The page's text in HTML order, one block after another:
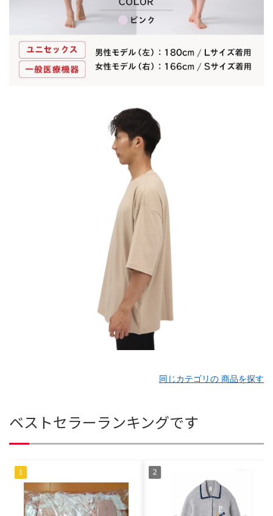
同じカテゴリの 商品を探す
ベストセラーランキングです